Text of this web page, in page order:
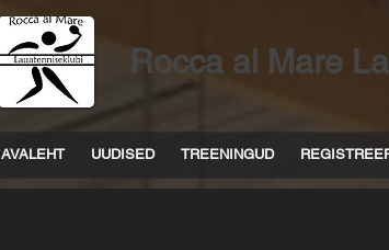
Rocca al Mare
AVALEHT UUDISED TREENINGUD